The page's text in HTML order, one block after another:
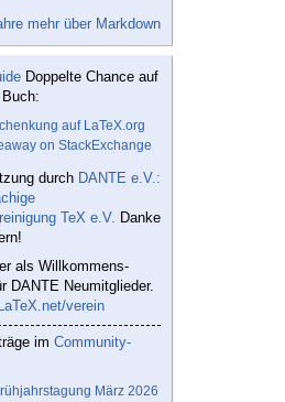
mehr über Markdown
Doppelte Chance auf
auf LaTeX.org
on StackExchange
durch DANTE e.V.:
TeX e.V. Danke
als Willkommens-
DANTE Neumitglieder.
LaTeX.net/verein
im Community-
März 2026